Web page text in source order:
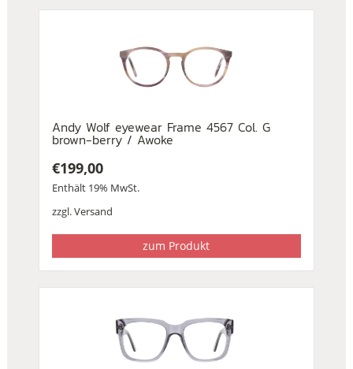
Andy Wolf eyewear Frame 4567 Col. G
brown-berry / Awoke
€199,00
Enthält 19% MwSt.
zzgl.Versand
zum Produkt